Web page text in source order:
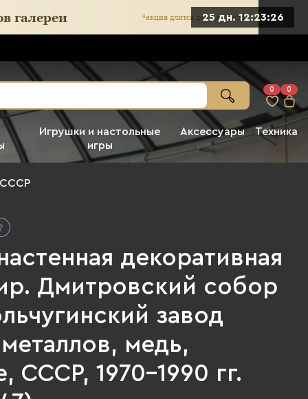
25 дн. 12:23:25
0 0
Игрушки и настольные
игры
Аксессуары Техника
СССР
декоративная
Дмитровский собор
завод
медь,
СССР, 1970-1990 гг.